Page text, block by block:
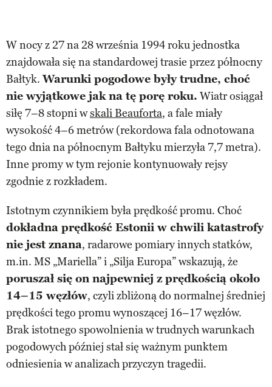
W nocy z 27 na 28 września 1994 roku jednostka
znajdowała się na standardowej trasie przez północny
Bałtyk.Warunki pogodowe były trudne, choć
nie wyjątkowe jak na tę porę roku. Wiatr osiągał
siłę 7–8 stopni wskali Beauforta, a fale miały
wysokość 4–6 metrów (rekordowa fala odnotowana
tego dnia na północnym Bałtyku mierzyła 7,7 metra).
Inne promy w tym rejonie kontynuowały rejsy
zgodnie z rozkładem.
Istotnym czynnikiem była prędkość promu. Choć
dokładna prędkość Estonii w chwili katastrofy
nie jest znana, radarowe pomiary innych statków,
m.in. MS „Mariella” i „Silja Europa” wskazują, że
poruszał się on najpewniej z prędkością około
14–15 węzłów, czyli zbliżoną do normalnej średniej
prędkości tego promu wynoszącej 16–17 węzłów.
Brak istotnego spowolnienia w trudnych warunkach
pogodowych później stał się ważnym punktem
odniesienia w analizach przyczyn tragedii.